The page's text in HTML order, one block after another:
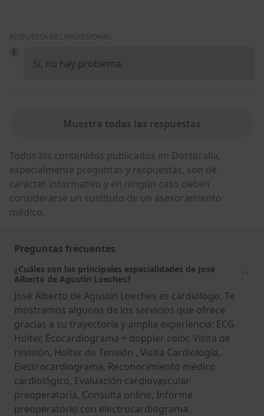
RESPUESTA DEL PROFESIONAL:
Sí, no hay problema
Muestra todas las respuestas
Todos los contenidos publicados en Doctoralia,
especialmente preguntas y respuestas, son de
carácter informativo y en ningún caso deben
considerarse un sustituto de un asesoramiento
médico.
Preguntas frecuentes
¿Cuáles son las principales especialidades de José
Alberto de Agustín Loeches?
José Alberto de Agustín Loeches es cardiólogo. Te
mostramos algunos de los servicios que ofrece
gracias a su trayectoria y amplia experiencia: ECG
Holter, Ecocardiograma + doppler color, Visita de
revisión, Holter de Tensión , Visita Cardiología,
Electrocardiograma, Reconocimiento médico
cardiológico, Evaluación cardiovascular
preoperatoria, Consulta online, Informe
preoperatorio con electrocardiograma.